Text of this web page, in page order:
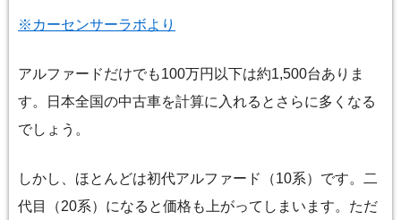
※ カーセンサーラボより
アルファードだけでも100万円以下は約1,500台ありま
す。日本全国の中古車を計算に入れるとさらに多くなる
でしょう。
しかし、ほとんどは初代アルファード（10系）です。二
代目（20系）になると価格も上がってしまいます。ただ